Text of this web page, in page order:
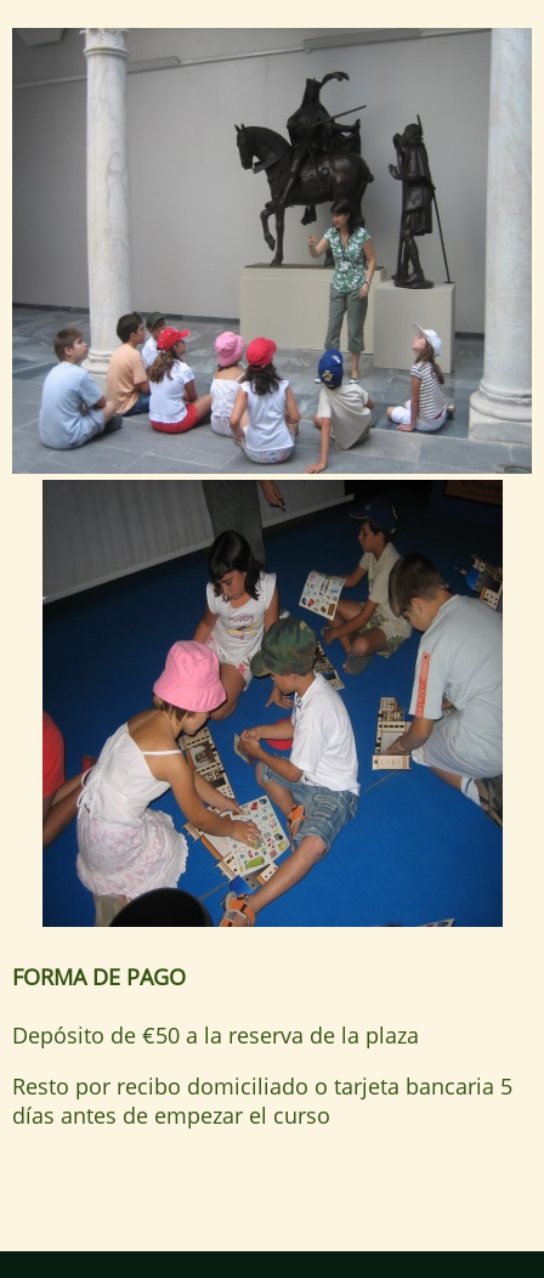
FORMA DE PAGO
Depósito de €50 a la reserva de la plaza
Resto por recibo domiciliado o tarjeta bancaria 5
días antes de empezar el curso